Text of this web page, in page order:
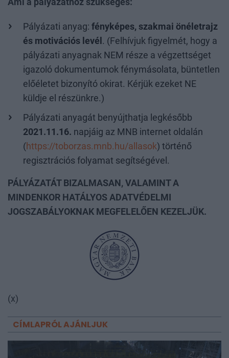
Pályázati anyag: fényképes, szakmai önéletrajz
és motivációs levél . (Felhívjuk figyelmét, hogy a
pályázati anyagnak NEM része a végzettséget
igazoló dokumentumok fénymásolata, büntetlen
előéletet bizonyító okirat. Kérjük ezeket NE
küldje el részünkre.)
Pályázati anyagát benyújthatja legkésőbb
2021.11.16. napjáig az MNB internet oldalán
(https://toborzas.mnb.hu/allasok) történő
regisztrációs folyamat segítségével.
PÁLYÁZATÁT BIZALMASAN, VALAMINT A
MINDENKOR HATÁLYOS ADATVÉDELMI
JOGSZABÁLYOKNAK MEGFELELŐEN KEZELJÜK.
(x)
CÍMLAPRÓL AJÁNLJUK